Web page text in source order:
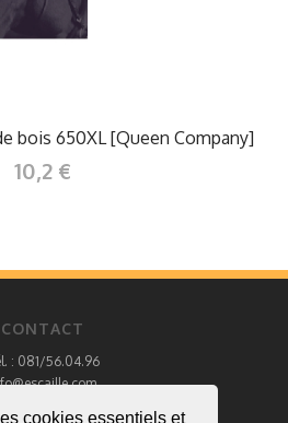
cookies essentiels et
bois 650XL [Queen Company]
10,2 €
CONTACT
: 081/56.04.96